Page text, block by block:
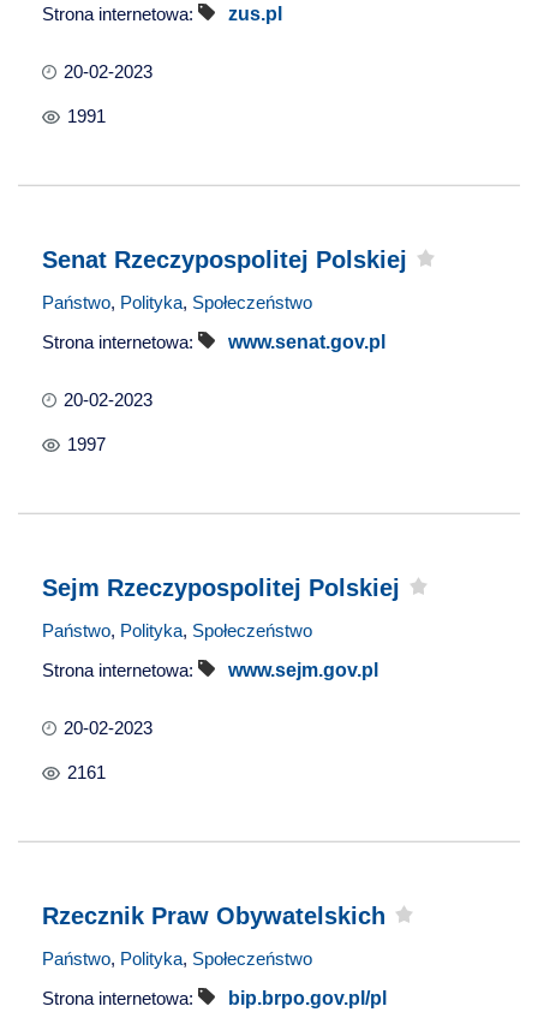
Strona internetowa: zus.pl
20-02-2023
1991
Senat Rzeczypospolitej Polskiej
Państwo, Polityka, Społeczeństwo
Strona internetowa:
www.senat.gov.pl
20-02-2023
1997
Sejm Rzeczypospolitej Polskiej
Państwo, Polityka, Społeczeństwo
Strona internetowa:
www.sejm.gov.pl
20-02-2023
2161
Rzecznik Praw Obywatelskich
Państwo, Polityka, Społeczeństwo
Strona internetowa:
bip.brpo.gov.pl/pl